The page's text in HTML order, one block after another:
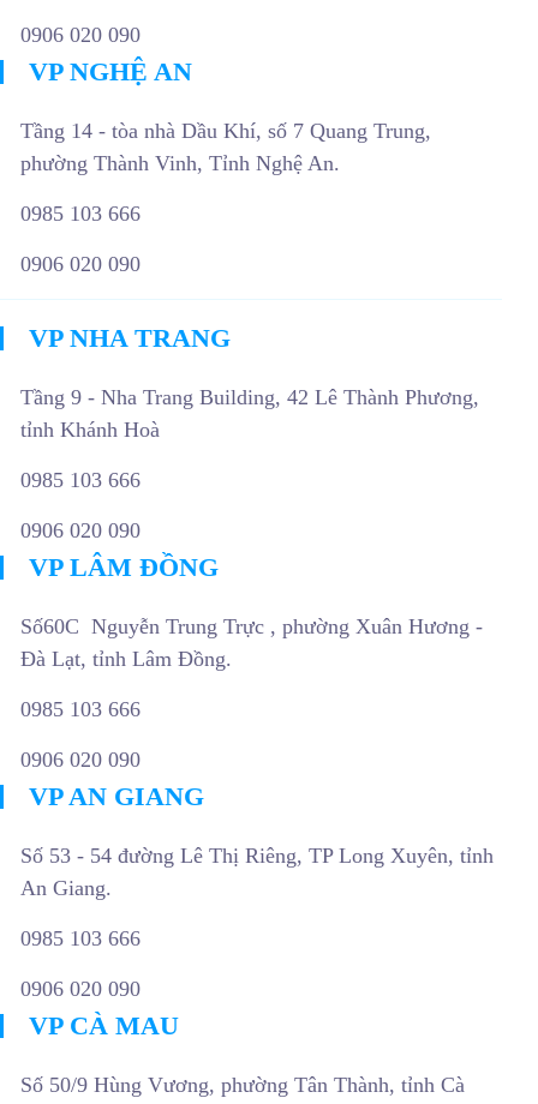
0906 020 090
VP NGHỆ AN
Tầng 14 - tòa nhà Dầu Khí, số 7 Quang Trung,
phường Thành Vinh, Tỉnh Nghệ An.
0985 103 666
0906 020 090
VP NHA TRANG
Tầng 9 - Nha Trang Building, 42 Lê Thành Phương,
tỉnh Khánh Hoà
0985 103 666
0906 020 090
VP LÂM ĐỒNG
Số60C Nguyễn Trung Trực , phường Xuân Hương -
Đà Lạt, tỉnh Lâm Đồng.
0985 103 666
0906 020 090
VP AN GIANG
Số 53 - 54 đường Lê Thị Riêng, TP Long Xuyên, tỉnh
An Giang.
0985 103 666
0906 020 090
VP CÀ MAU
Số 50/9 Hùng Vương, phường Tân Thành, tỉnh Cà